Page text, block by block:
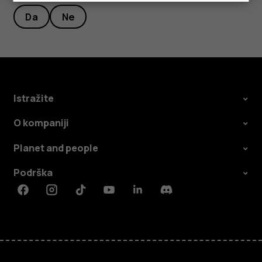
Da Ne
Istražite
O kompaniji
Planet and people
Podrška
FacebookInstagramTiktokYoutubeLinkedinDiscord